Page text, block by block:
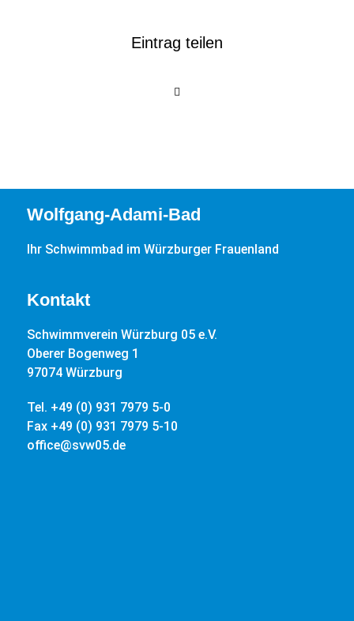
Eintrag teilen
Wolfgang-Adami-Bad
Ihr Schwimmbad im Würzburger Frauenland
Kontakt
Schwimmverein Würzburg 05 e.V.
Oberer Bogenweg 1
97074 Würzburg
Tel. +49 (0) 931 7979 5-0
Fax +49 (0) 931 7979 5-10
office@svw05.de